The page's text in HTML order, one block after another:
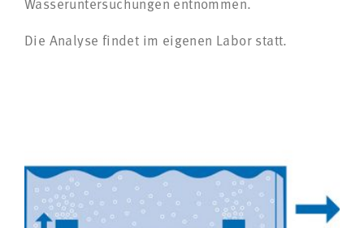
Die Analyse findet im eigenen Labor statt.